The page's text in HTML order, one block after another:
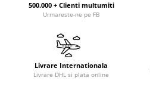
500.000 + Clienti multumiti
Urmareste-ne pe FB
Livrare Internationala
Livrare DHL si plata online